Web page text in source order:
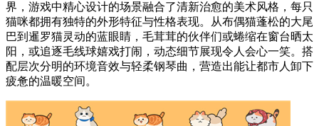
界，游戏中精心设计的场景融合了清新治愈的美术风格，每只
猫咪都拥有独特的外形特征与性格表现。从布偶猫蓬松的大尾
巴到暹罗猫灵动的蓝眼睛，毛茸茸的伙伴们或蜷缩在窗台晒太
阳，或追逐毛线球嬉戏打闹，动态细节展现令人会心一笑。搭
配层次分明的环境音效与轻柔钢琴曲，营造出能让都市人卸下
疲惫的温暖空间。